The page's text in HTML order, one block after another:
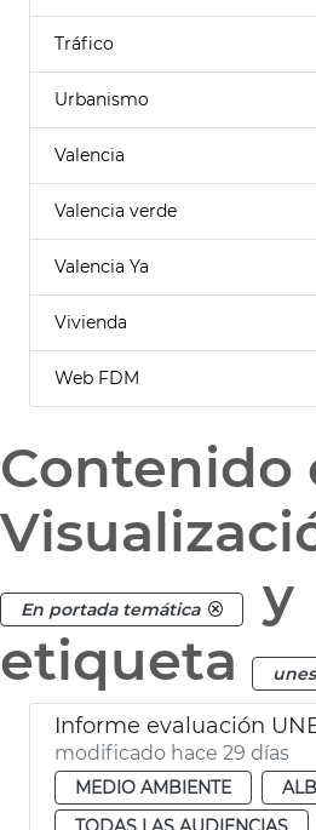
Tráfico
Urbanismo
Valencia
Valencia verde
Valencia Ya
Vivienda
Web FDM
Contenido
En portada temática
y
etiqueta
modificado hace 29 días
MEDIO AMBIENTE